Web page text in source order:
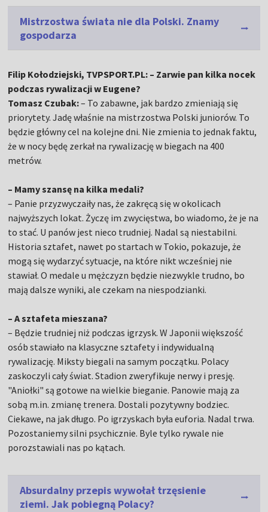
Mistrzostwa świata nie dla Polski. Znamy
gospodarza
Filip Kołodziejski, TVPSPORT.PL: – Zarwie pan kilka nocek
podczas rywalizacji w Eugene?
Tomasz Czubak:– To zabawne, jak bardzo zmieniają się
priorytety. Jadę właśnie na mistrzostwa Polski juniorów. To
będzie główny cel na kolejne dni. Nie zmienia to jednak faktu,
że w nocy będę zerkał na rywalizację w biegach na 400
metrów.
– Mamy szansę na kilka medali?
– Panie przyzwyczaiły nas, że zakręcą się w okolicach
najwyższych lokat. Życzę im zwycięstwa, bo wiadomo, że je na
to stać. U panów jest nieco trudniej. Nadal są niestabilni.
Historia sztafet, nawet po startach w Tokio, pokazuje, że
mogą się wydarzyć sytuacje, na które nikt wcześniej nie
stawiał. O medale u mężczyzn będzie niezwykle trudno, bo
mają dalsze wyniki, ale czekam na niespodzianki.
– A sztafeta mieszana?
– Będzie trudniej niż podczas igrzysk. W Japonii większość
osób stawiało na klasyczne sztafety i indywidualną
rywalizację. Miksty biegali na samym początku. Polacy
zaskoczyli cały świat. Stadion zweryfikuje nerwy i presję.
"Aniołki" są gotowe na wielkie bieganie. Panowie mają za
sobą m.in. zmianę trenera. Dostali pozytywny bodziec.
Ciekawe, na jak długo. Po igrzyskach była euforia. Nadal trwa.
Pozostaniemy silni psychicznie. Byle tylko rywale nie
porozstawiali nas po kątach.
Absurdalny przepis wywołał trzęsienie
ziemi. Jak pobiegną Polacy?